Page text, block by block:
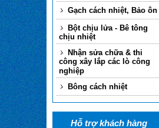
Gạch cách nhiệt, Bảo ôn
Bột chịu lửa - Bê tông
chịu nhiệt
Nhận sửa chữa & thi
công xây lắp các lò công
nghiệp
Bông cách nhiệt
Hỗ trợ khách hàng